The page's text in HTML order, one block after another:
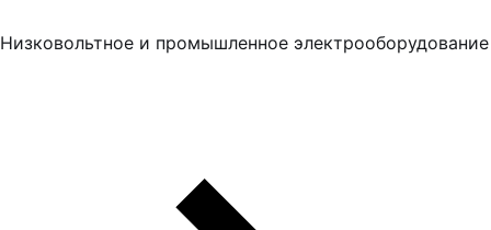
Низковольтное и промышленное электрооборудование